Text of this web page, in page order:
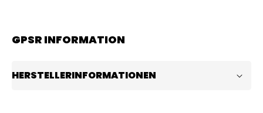
GPSR INFORMATION
HERSTELLERINFORMATIONEN